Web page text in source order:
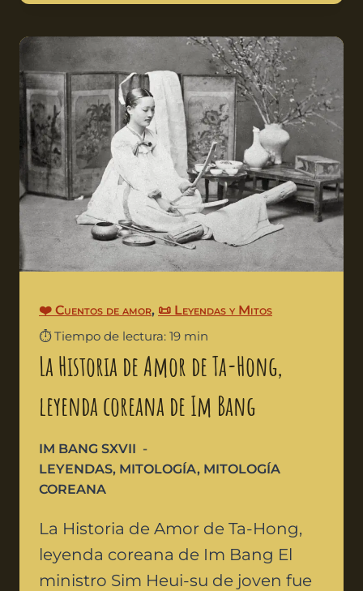
❤️ Cuentos de amor, 📜 Leyendas y Mitos
⏱️ Tiempo de lectura: 19 min
La Historia de Amor de Ta-Hong,
leyenda coreana de Im Bang
IM BANG SXVII
LEYENDAS, MITOLOGÍA, MITOLOGÍA
COREANA
La Historia de Amor de Ta-Hong,
leyenda coreana de Im Bang El
ministro Sim Heui-su de joven fue